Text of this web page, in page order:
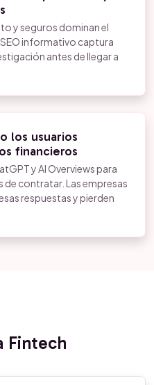
y seguros dominan el
informativo captura
antes de llegar a
los usuarios
financieros
y AI Overviews para
contratar. Las empresas
respuestas y pierden
Fintech